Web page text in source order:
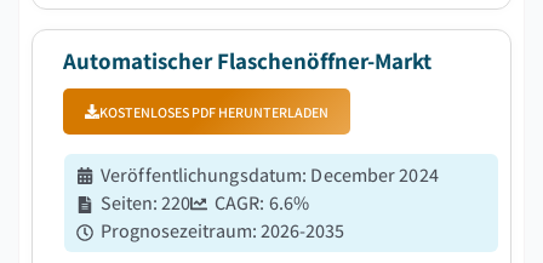
Automatischer Flaschenöffner-Markt
KOSTENLOSES PDF HERUNTERLADEN
Veröffentlichungsdatum: December 2024
Seiten:220 CAGR: 6.6%
Prognosezeitraum:2026-2035